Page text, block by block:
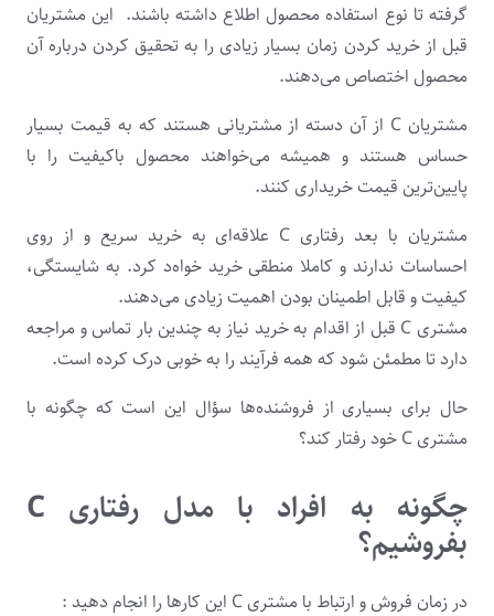
گرفته تا نوع استفاده محصول اطلاع داشته باشند. این مشتریان
قبل از خرید کردن زمان بسیار زیادی را به تحقیق کردن درباره آن
محصول اختصاص می‌دهند.
مشتریان C از آن دسته از مشتریانی هستند که به قیمت بسیار
حساس هستند و همیشه می‌خواهند محصول باکیفیت را با
پایین‌ترین قیمت خریداری کنند.
مشتریان با بعد رفتاری C علاقه‌ای به خرید سریع و از روی
احساسات ندارند و کاملا منطقی خرید خواه‌د کرد. به شایستگی،
کیفیت و قابل اطمینان بودن اهمیت زیادی می‌دهند.
مشتری C قبل از اقدام به خرید نیاز به چندین بار تماس و مراجعه
دارد تا مطمئن شود که همه فرآیند را به خوبی درک کرده است.
حال برای بسیاری از فروشنده‌ها سؤال این است که چگونه با
مشتری C خود رفتار کند؟
چگونه به افراد با مدل رفتاری C
بفروشیم؟
در زمان فروش و ارتباط با مشتری C این کارها را انجام دهید :